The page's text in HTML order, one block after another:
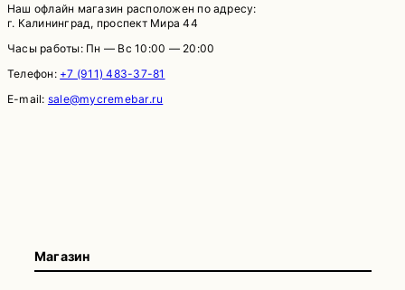
Наш офлайн магазин расположен по адресу:
г. Калининград, проспект Мира 44
Часы работы: Пн — Вс 10:00 — 20:00
Телефон: +7 (911) 483-37-81
E-mail: sale@mycremebar.ru
Магазин